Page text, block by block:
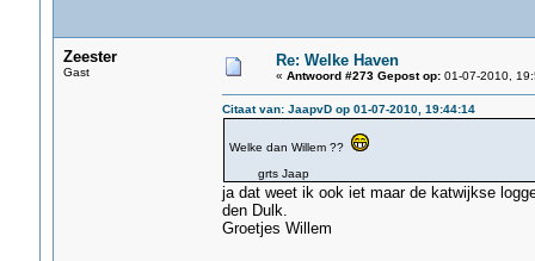
Zeester
Gast
Re: Welke Haven
« Antwoord #273 Gepost op:01-07-2010,
Citaat van: JaapvD op 01-07-2010, 19:44:14
Welke dan Willem ??
grts Jaap
ja dat weet ik ook iet maar de katwijkse
den Dulk.
Groetjes Willem